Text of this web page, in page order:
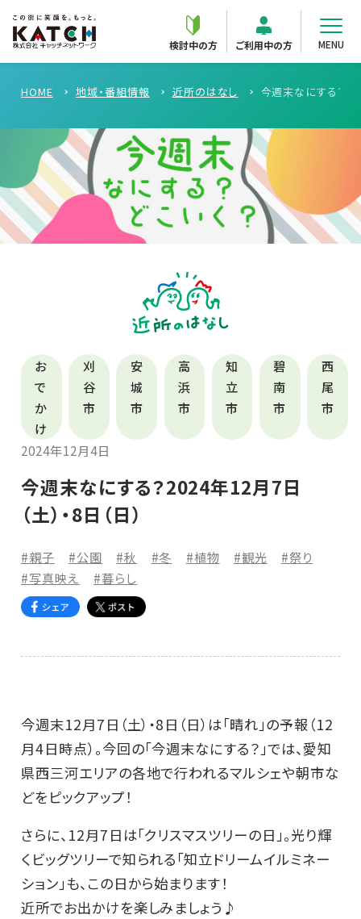
検討中の方 ご利用中の方 MENU
HOME 地域・番組情報 近所のはなし 今週末なにする？
お
で
か
け
刈
谷
市
安
城
市
高
浜
市
知
立
市
碧
南
市
西
尾
市
2024年12月4日
今週末なにする？2024年12月7日
（土）・8日（日）
#親子 #公園 #秋 #冬 #植物 #観光
#祭り
#写真映え
#暮らし
今週末12月7日（土）・8日（日）は「晴れ」の予報（12
月4日時点）。今回の「今週末なにする？」では、愛知
県西三河エリアの各地で行われるマルシェや朝市な
どをピックアップ！
さらに、12月7日は「クリスマスツリーの日」。光り輝
くビッグツリーで知られる「知立ドリームイルミネー
ション」も、この日から始まります！
近所でお出かけを楽しみましょう♪